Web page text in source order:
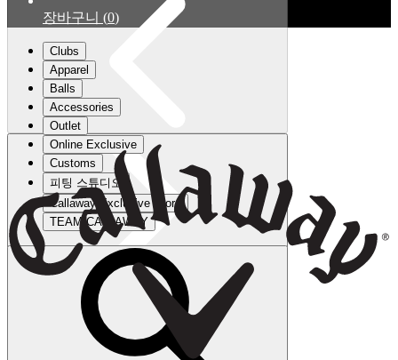
장바구니 (0)
Clubs
Apparel
Balls
Accessories
Outlet
Online Exclusive
Customs
피팅 스튜디오
Callaway Exclusive Store
TEAM CALLAWAY